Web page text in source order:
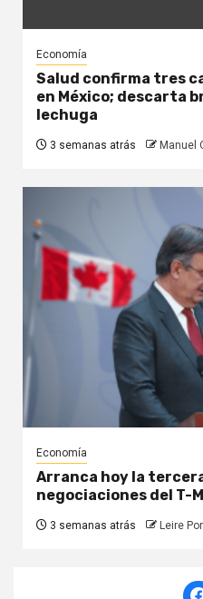
Economía
Salud confirma tres
en México; descarta
lechuga
3 semanas atrás Manuel
Economía
Arranca hoy la
negociaciones del T-
3 semanas atrás Leire